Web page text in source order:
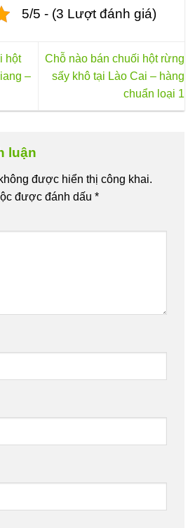
5/5 - (3 Lượt đánh giá)
hột
–
Chỗ nào bán chuối hột rừng
sấy khô tại Lào Cai – hàng
chuẩn loại 1
luận
được hiển thị công khai.
được đánh dấu *